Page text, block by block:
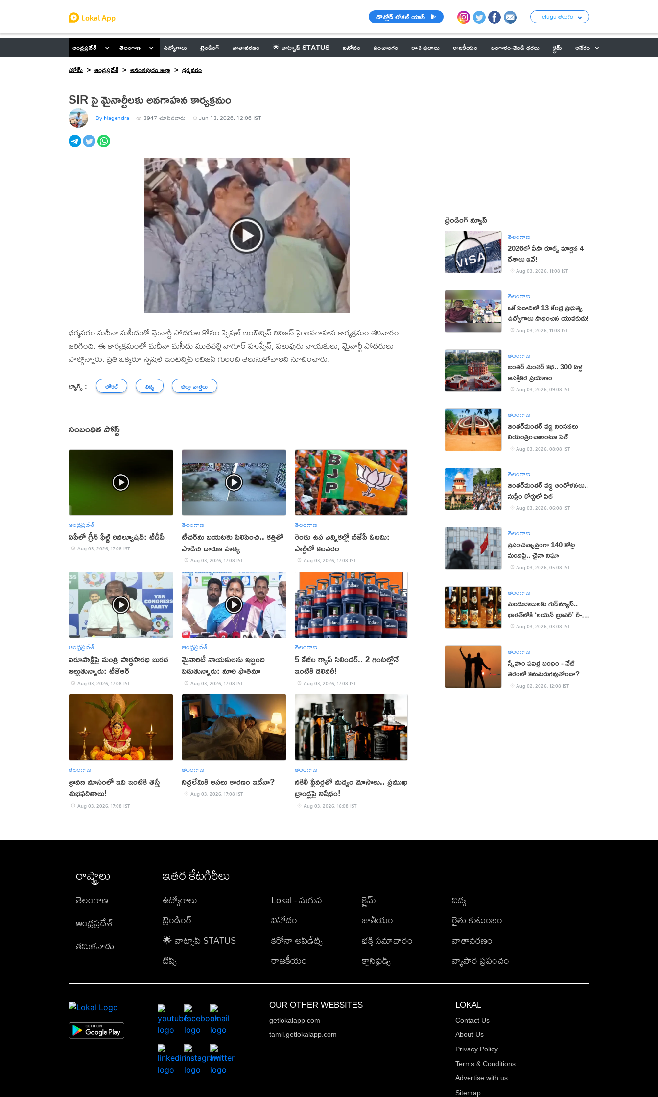
డౌన్లోడ్ లోకల్ యాప్ Telugu తెలుగు
ఆంధ్రప్రదేశ్ తెలంగాణ ఉద్యోగాలు ట్రెండింగ్ వాతావరణం 🌟 వాట్సాప్ STATUS వినోదం పంచాంగం రాశి ఫలాలు రాజకీయం బంగారం-వెండి ధరలు క్రైమ్
అనేకం
హోమ్
ఆంధ్రప్రదేశ్ అనంతపురం జిల్లా ధర్మవరం
SIR పై మైనార్టీలకు అవగాహన కార్యక్రమం
By Nagendra 3947 చూసినవారు Jun 13, 2026, 12:06 IST
ధర్మవరం మదీనా మసీదులో మైనార్టీ సోదరుల కోసం స్పెషల్ ఇంటెన్సివ్ రివిజన్ పై అవగాహన కార్యక్రమం శనివారం
జరిగింది. ఈ కార్యక్రమంలో మదీనా మసీదు ముతవల్లి నాగూర్ హుస్సేన్, పలువురు నాయకులు, మైనార్టీ సోదరులు
పాల్గొన్నారు. ప్రతి ఒక్కరూ స్పెషల్ ఇంటెన్సివ్ రివిజన్ గురించి తెలుసుకోవాలని సూచించారు.
ట్యాగ్స్ : లోకల్ విద్య జిల్లా వార్తలు
సంబంధిత పోస్ట్
ఆంధ్రప్రదేశ్
ఏపీలో గ్రీన్ ఫీల్డ్ రివల్యూషన్: టీడీపీ
Aug 03, 2026, 17:08 IST
తెలంగాణ
టీచర్‌ను బయటకు పిలిపించి.. కత్తితో
పొడిచి దారుణ హత్య
Aug 03, 2026, 17:08 IST
తెలంగాణ
రెండు ఉప ఎన్నికల్లో బీజేపీ ఓటమి:
పార్టీలో కలవరం
Aug 03, 2026, 17:08 IST
ఆంధ్రప్రదేశ్
విరూపాక్షిపై మంత్రి పార్థసారథి బురద
జల్లుతున్నారు: టీజేఆర్
Aug 03, 2026, 17:08 IST
ఆంధ్రప్రదేశ్
మైనారిటీ నాయకులను ఇబ్బంది
పెడుతున్నారు: నూరి ఫాతిమా
Aug 03, 2026, 17:08 IST
తెలంగాణ
5 కేజీల గ్యాస్ సిలిండర్.. 2 గంటల్లోనే
ఇంటికి డెలివరీ!
Aug 03, 2026, 17:08 IST
తెలంగాణ
శ్రావణ మాసంలో ఇవి ఇంటికి తెస్తే
శుభఫలితాలు!
Aug 03, 2026, 17:08 IST
తెలంగాణ
నిద్రలేమికి అసలు కారణం ఇదేనా?
Aug 03, 2026, 17:08 IST
తెలంగాణ
నకిలీ ఫ్లేవర్లతో మద్యం మోసాలు.. ప్రముఖ
బ్రాండ్లపై నిషేధం!
Aug 03, 2026, 16:08 IST
ట్రెండింగ్ న్యూస్
తెలంగాణ
2026లో వీసా రూల్స్ మార్చిన 4
దేశాలు ఇవే!
Aug 03, 2026, 11:08 IST
తెలంగాణ
ఒకే ఏడాదిలో 13 కేంద్ర ప్రభుత్వ
ఉద్యోగాలు సాధించిన యువకుడు!
Aug 03, 2026, 11:08 IST
తెలంగాణ
జంతర్‌ మంతర్‌ కథ.. 300 ఏళ్ల
ఆసక్తికర ప్రయాణం
Aug 03, 2026, 09:08 IST
తెలంగాణ
జంతర్‌మంతర్‌ వద్ద నిరసనలు
నియంత్రించాలంటూ పిల్
Aug 03, 2026, 08:08 IST
తెలంగాణ
జంతర్‌మంతర్‌ వద్ద ఆందోళనలు..
సుప్రీం కోర్టులో పిల్
Aug 03, 2026, 06:08 IST
తెలంగాణ
ప్రపంచవ్యాప్తంగా 140 కోట్ల
మందిపై.. చైనా నిఘా
Aug 03, 2026, 05:08 IST
తెలంగాణ
మందుబాబులకు గుడ్‌న్యూస్..
భారత్‌లోకి ‘లయన్ బ్రూవరీ’ రీ-
ఎంట్రీAug 03, 2026, 03:08 IST
తెలంగాణ
స్నేహం పవిత్ర బంధం - నేటి
తరంలో కనుమరుగవుతోందా?
Aug 02, 2026, 12:08 IST
రాష్ట్రాలు
తెలంగాణ
ఆంధ్రప్రదేశ్
తమిళనాడు
ఇతర కేటగిరీలు
ఉద్యోగాలు
ట్రెండింగ్
🌟 వాట్సాప్ STATUS
టిప్స్
Lokal - మగువ
వినోదం
కరోనా అప్‌డేట్స్
రాజకీయం
క్రైమ్
జాతీయం
భక్తి సమాచారం
క్లాసిఫైడ్స్
విద్య
రైతు కుటుంబం
వాతావరణం
వ్యాపార ప్రపంచం
OUR OTHER WEBSITES
getlokalapp.com
tamil.getlokalapp.com
LOKAL
Contact Us
About Us
Privacy Policy
Terms & Conditions
Advertise with us
Sitemap